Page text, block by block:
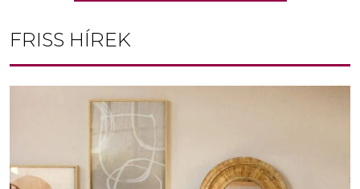
FRISS HÍREK